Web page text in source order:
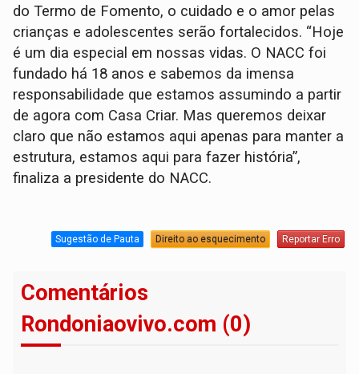
do Termo de Fomento, o cuidado e o amor pelas
crianças e adolescentes serão fortalecidos. “Hoje
é um dia especial em nossas vidas. O NACC foi
fundado há 18 anos e sabemos da imensa
responsabilidade que estamos assumindo a partir
de agora com Casa Criar. Mas queremos deixar
claro que não estamos aqui apenas para manter a
estrutura, estamos aqui para fazer história”,
finaliza a presidente do NACC.
Sugestão de Pauta Direito ao esquecimento Reportar Erro
Comentários
Rondoniaovivo.com (0)